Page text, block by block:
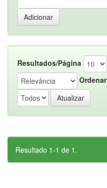
Resultados/Página
Ordenar
Resultado 1-1 de 1.